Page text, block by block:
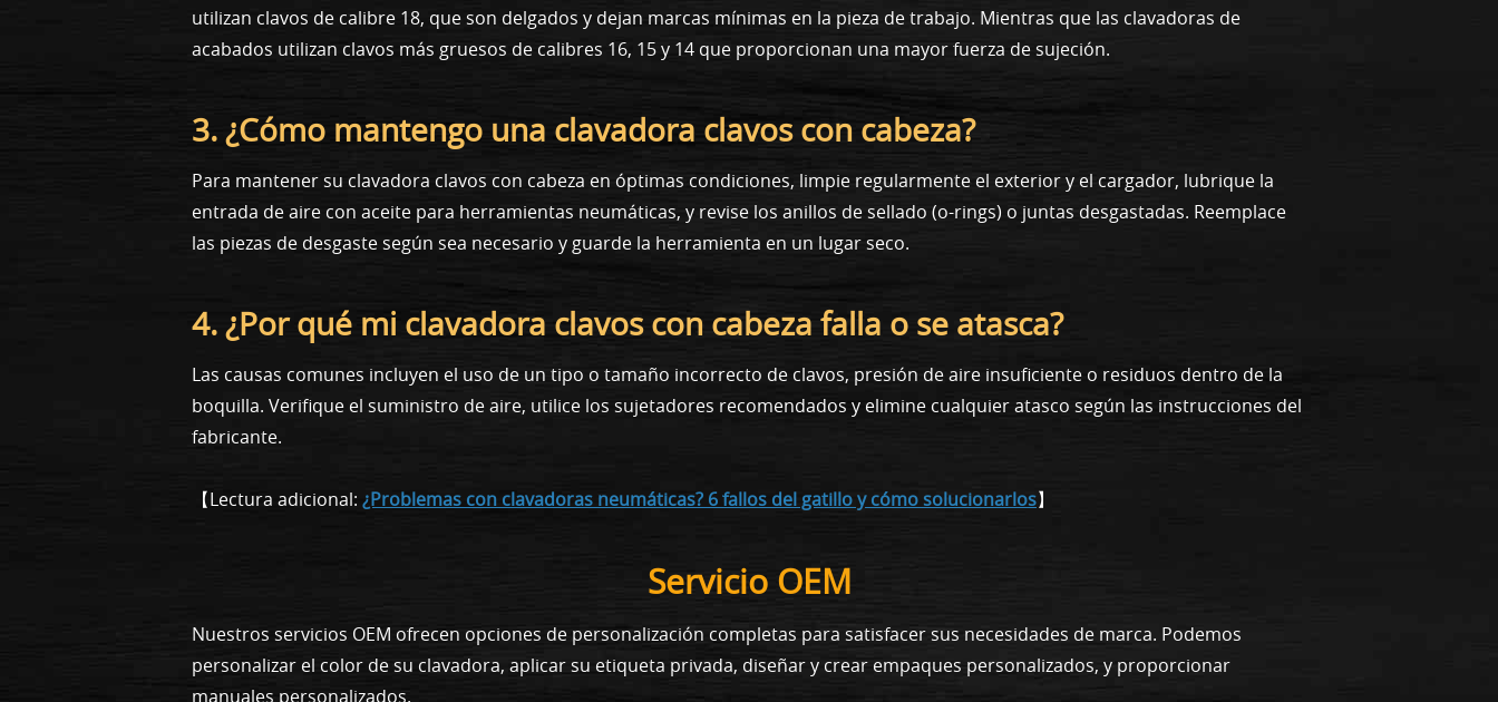
utilizan clavos de calibre 18, que son delgados y dejan marcas mínimas en la pieza de trabajo. Mientras que las clavadoras de
acabados utilizan clavos más gruesos de calibres 16, 15 y 14 que proporcionan una mayor fuerza de sujeción.
3. ¿Cómo mantengo una clavadora clavos con cabeza?
Para mantener su clavadora clavos con cabeza en óptimas condiciones, limpie regularmente el exterior y el cargador, lubrique la
entrada de aire con aceite para herramientas neumáticas, y revise los anillos de sellado (o-rings) o juntas desgastadas. Reemplace
las piezas de desgaste según sea necesario y guarde la herramienta en un lugar seco.
4. ¿Por qué mi clavadora clavos con cabeza falla o se atasca?
Las causas comunes incluyen el uso de un tipo o tamaño incorrecto de clavos, presión de aire insuficiente o residuos dentro de la
boquilla. Verifique el suministro de aire, utilice los sujetadores recomendados y elimine cualquier atasco según las instrucciones del
fabricante.
【Lectura adicional: ¿Problemas con clavadoras neumáticas? 6 fallos del gatillo y cómo solucionarlos】
Servicio OEM
Nuestros servicios OEM ofrecen opciones de personalización completas para satisfacer sus necesidades de marca. Podemos
personalizar el color de su clavadora, aplicar su etiqueta privada, diseñar y crear empaques personalizados, y proporcionar
manuales personalizados.